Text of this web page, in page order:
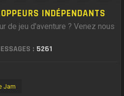
INDÉPENDANTS
de jeu d'aventure ? Venez nous
: 5261
Jam